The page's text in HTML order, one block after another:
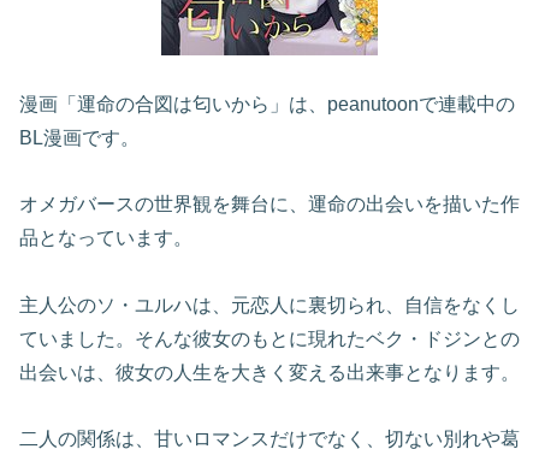
漫画「運命の合図は匂いから」は、peanutoonで連載中の
BL漫画です。
オメガバースの世界観を舞台に、運命の出会いを描いた作
品となっています。
主人公のソ・ユルハは、元恋人に裏切られ、自信をなくし
ていました。そんな彼女のもとに現れたベク・ドジンとの
出会いは、彼女の人生を大きく変える出来事となります。
二人の関係は、甘いロマンスだけでなく、切ない別れや葛